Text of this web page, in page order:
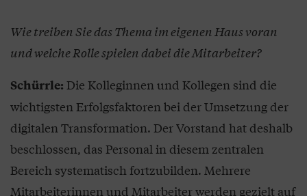
Wie treiben Sie das Thema im eigenen Haus voran
und welche Rolle spielen dabei die Mitarbeiter?
Schürrle: Die Kolleginnen und Kollegen sind die
wichtigsten Erfolgsfaktoren bei der Umsetzung der
digitalen Transformation. Der Vorstand hat deshalb
beschlossen, das Personal in diesem zentralen
Bereich systematisch fortzubilden. Mehrere
Mitarbeiterinnen und Mitarbeiter werden gezielt auf